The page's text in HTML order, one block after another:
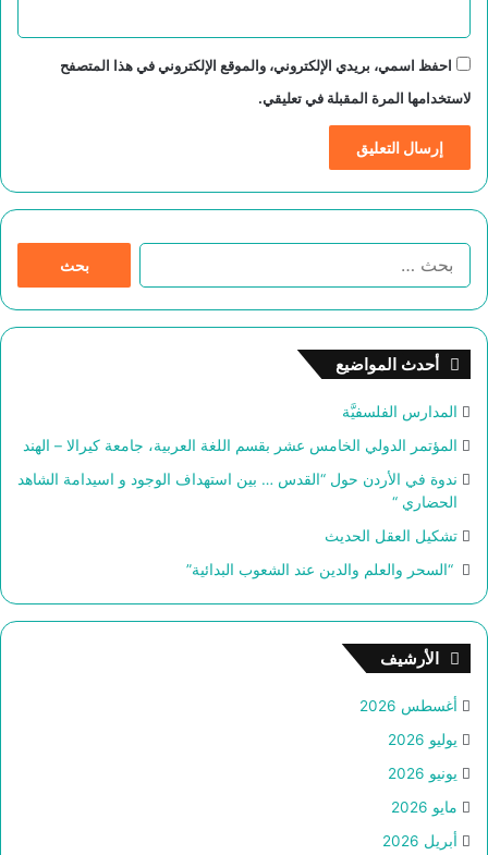
احفظ اسمي، بريدي الإلكتروني، والموقع الإلكتروني في هذا المتصفح
لاستخدامها المرة المقبلة في تعليقي.
أحدث المواضيع
المدارس الفلسفيَّة
المؤتمر الدولي الخامس عشر بقسم اللغة العربية، جامعة كيرالا – الهند
ندوة في الأردن حول “القدس … بين استهداف الوجود و اسيدامة الشاهد
الحضاري “
تشكيل العقل الحديث
“السحر والعلم والدين عند الشعوب البدائية”
الأرشيف
أغسطس 2026
يوليو 2026
يونيو 2026
مايو 2026
أبريل 2026